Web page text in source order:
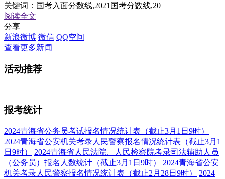
关键词： 国考入面分数线,2021国考分数线,20
阅读全文
分享
新浪微博 微信 QQ空间
查看更多新闻
活动推荐
报考统计
2024青海省公务员考试报名情况统计表（截止3月1日9时）
2024青海省公安机关考录人民警察报名情况统计表（截止3月1
日9时）
2024青海省人民法院、人民检察院考录司法辅助人员
（公务员）报名人数统计（截止3月1日9时）
2024青海省公安
机关考录人民警察报名情况统计表（截止2月28日9时）
2024